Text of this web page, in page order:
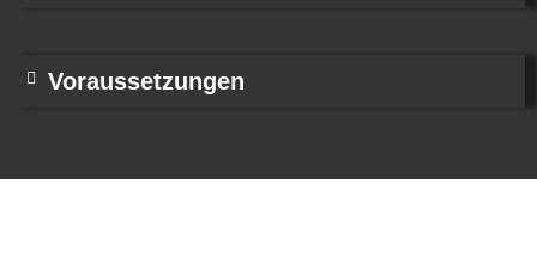
Voraussetzungen